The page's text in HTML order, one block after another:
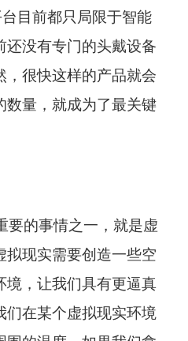
目前都只局限于智能
还没有专门的头戴设备
，很快这样的产品就会
数量，就成为了最关键
要的事情之一，就是虚
拟现实需要创造一些空
境，让我们具有更逼真
们在某个虚拟现实环境